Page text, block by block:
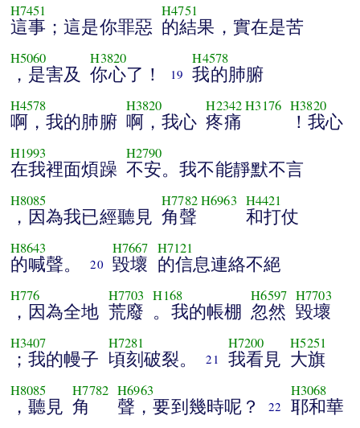
H7451
這事；這是你罪惡
H4751
的結果，實在是苦
H5060
，是害及
H3820
你心了！ 19
H4578
我的肺腑
H4578
啊，我的肺腑
H3820
啊，我心
H2342H3176
疼痛
H3820
！我心
H1993
在我裡面煩躁
H2790
不安。我不能靜默不言
H8085
，因為我已經聽見
H7782H6963
角聲
H4421
和打仗
H8643
的喊聲。 20
H7667
毀壞
H7121
的信息連絡不絕
H776
，因為全地
H7703
荒廢
H168
。我的帳棚
H6597
忽然
H7703
毀壞
H3407
；我的幔子
H7281
頃刻破裂。 21
H7200
我看見
H5251
大旗
H8085
，聽見
H7782
角
H6963
聲，要到幾時呢？ 22
H3068
耶和華